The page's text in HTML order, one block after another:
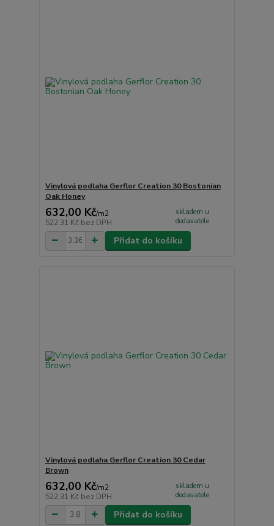
Vinylová podlaha Gerflor Creation 30 Bostonian
Oak Honey
632,00 Kč/m2
522,31 Kč bez DPH
skladem u
dodavatele
Přidat do košíku
Vinylová podlaha Gerflor Creation 30 Cedar
Brown
632,00 Kč/m2
522,31 Kč bez DPH
skladem u
dodavatele
Přidat do košíku